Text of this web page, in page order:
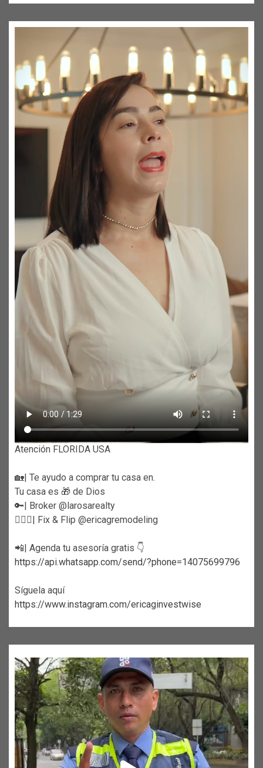
Atención FLORIDA USA
🏡| Te ayudo a comprar tu casa en.
Tu casa es 🎁 de Dios
🔑| Broker @larosarealty
👷🏼‍♀️| Fix & Flip @ericagremodeling
📲| Agenda tu asesoría gratis 👇
https://api.whatsapp.com/send/?phone=14075699796
Síguela aquí
https://www.instagram.com/ericaginvestwise